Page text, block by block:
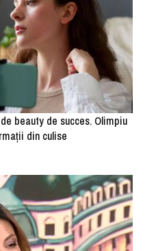
beauty de succes. Olimpiu
din culise